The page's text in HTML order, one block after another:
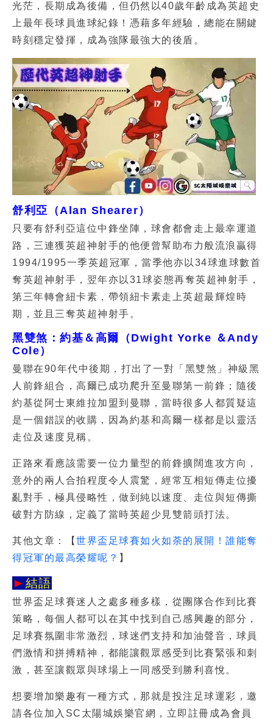
光茫，長期成為後備，但仍然以40歲年齡成為英超史
上最年長球員進球紀錄！憑藉多年經驗，總能在關鍵
時刻穩定發揮，成為強隊最強大的後盾。
舒利亞（Alan Shearer）
只要有舒利亞這位中鋒坐陣，球會都會走上最幸運道
路，三連獲英超神射手的他便曾幫助布力般流浪贏得
1994/1995一季英超冠軍，當季他亦以34球進球數首
奪英超神射手，翌年亦以31球姿態再奪英超神射手，
第三年轉會紐卡素，帶領紐卡素走上英超最輝煌時
期，並且三奪英超神射手。
黑雙煞：約基＆高爾（Dwight Yorke ＆Andy
Cole）
曼聯在90年代中後期，打出了一對「黑雙煞」神級黑
人前鋒組合，高爾已成功爬升至曼聯第一前鋒；隨後
約基從阿士東維拉加盟到曼聯，當時很多人都質疑這
是一個錯誤的收購，因為約基和高爾一樣都是以靈活
走位及速度見稱。
正路來看應該需要一位力量型的前鋒擴闊進攻方向，
意外的兩人合拍程度令人震驚，經常互相短傳走位擾
亂對手，極具侵略性，做到純以速度、走位與短傳撕
破對方防線，定義了當時英超少見雙箭頭打法。
其他文章：【 世界盃足球賽如火如荼的展開！誰能奪
得冠軍的最高榮耀呢？ 】
► 結語
世界盃足球賽迷人之處多種多樣，從團隊合作到比賽
策略，每個人都可以在其中找到自己感興趣的部分，
足球賽氛圍非常激烈，球迷們支持和加油聲音，球員
們激情和拼搏精神，都能讓觀眾感受到比賽緊張和刺
激，甚至讓觀眾與球場上一同感受到勝利喜悅。
想要增加樂趣有一種方式，那就是投注足球運彩，邀
請各位加入SC太陽城娛樂官網，立即註冊成為會員